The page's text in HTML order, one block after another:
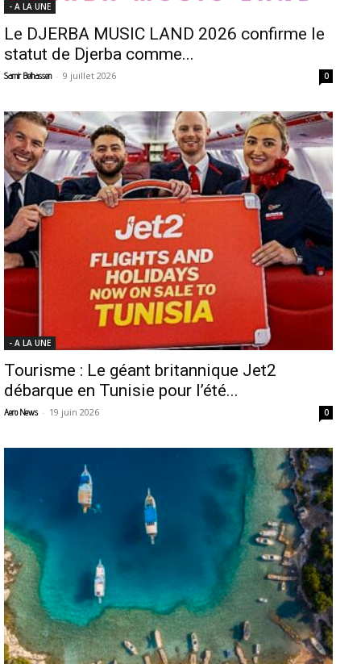
- A LA UNE
Le DJERBA MUSIC LAND 2026 confirme le
statut de Djerba comme...
Samir Belhassen - 9 juillet 2026 0
- A LA UNE
Tourisme : Le géant britannique Jet2
débarque en Tunisie pour l’été...
Aero News - 19 juin 2026 0